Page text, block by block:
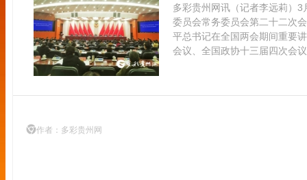
多彩贵州网讯（记者李远莉）
委员会常务委员会第二十二次
平总书记在全国两会期间重要
会议、全国政协十三届四次会
作者：多彩贵州网